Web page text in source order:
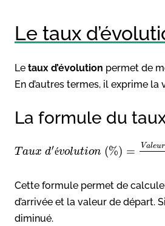
Le taux
Le taux d’évolution permet de
En d’autres termes, il exprime la
La formule du
T aux d′évolution (%) = Valeur
Cette formule permet de
d’arrivée et la valeur de départ.
diminué.